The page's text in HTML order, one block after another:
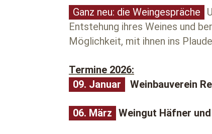
Ganz neu: die Weingespräche
Entstehung ihres Weines und
Möglichkeit, mit ihnen ins
Termine 2026:
09. Januar
Weinbauverein
06. März Weingut Häfner